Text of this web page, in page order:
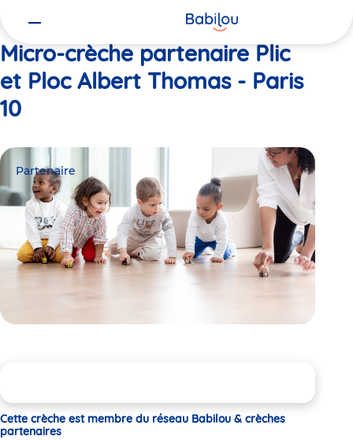
Micro-crèche partenaire Plic
et Ploc Albert Thomas - Paris
10
Partenaire
Cette crèche est membre du réseau Babilou & crèches
partenaires